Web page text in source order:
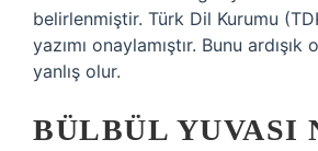
belirlenmiştir. Türk Dil Kurumu
yazımı onaylamıştır. Bunu
yanlış olur.
BÜLBÜL YUVASI